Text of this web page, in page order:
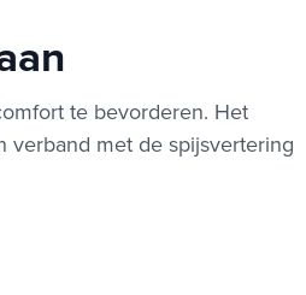
te bevorderen. Het
verband met de spijsvertering